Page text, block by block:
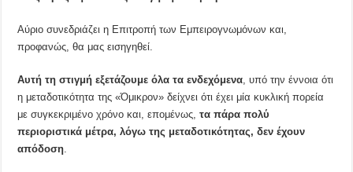
Αύριο συνεδριάζει η Επιτροπή των Εμπειρογνωμόνων και,
προφανώς, θα μας εισηγηθεί.
Αυτή τη στιγμή εξετάζουμε όλα τα ενδεχόμενα , υπό την έννοια ότι
η μεταδοτικότητα της «Όμικρον» δείχνει ότι έχει μία κυκλική πορεία
με συγκεκριμένο χρόνο και, επομένως,τα πάρα πολύ
περιοριστικά μέτρα, λόγω της μεταδοτικότητας, δεν έχουν
απόδοση